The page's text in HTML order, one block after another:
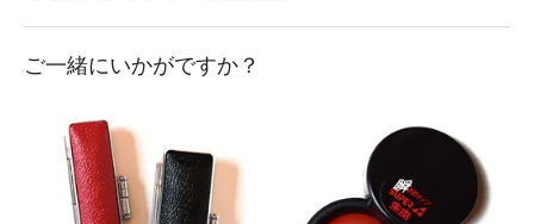
ご一緒にいかがですか？